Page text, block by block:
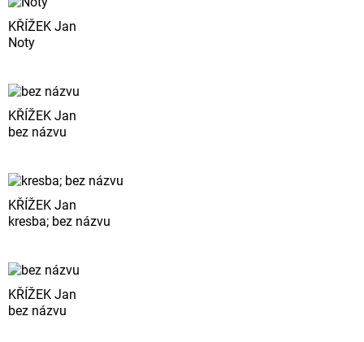
KŘÍŽEK Jan
Noty
KŘÍŽEK Jan
bez názvu
KŘÍŽEK Jan
kresba; bez názvu
KŘÍŽEK Jan
bez názvu